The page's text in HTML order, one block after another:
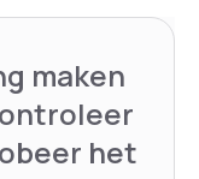
maken
het